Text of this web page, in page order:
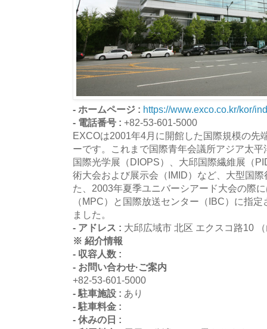
- ホームページ : https://www.exco.co.kr/kor/
- 電話番号 : +82-53-601-5000
EXCOは2001年4月に開館した国際規模の先
ーです。これまで国際青年会議所アジア太
国際光学展（DIOPS）、大邱国際繊維展（
術大会および展示会（IMID）など、大型国
た、2003年夏季ユニバーシアード大会の際
（MPC）と国際放送センター（IBC）に指
ました。
- アドレス : 大邱広域市 北区 エクスコ路10
※ 紹介情報
- 収容人数 :
- お問い合わせ·ご案内
+82-53-601-5000
- 駐車施設 : あり
- 駐車料金 :
- 休みの日 :